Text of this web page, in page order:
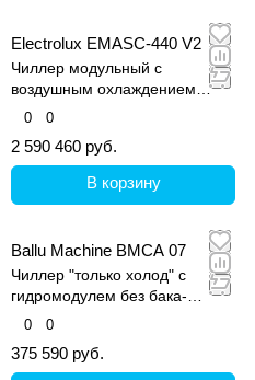
Electrolux EMASC-440 V2
Чиллер модульный с
воздушным охлаждением
конденсатора
0 0
2 590 460 руб.
В корзину
Ballu Machine BMCA 07
Чиллер "только холод" с
гидромодулем без бака-
аккумулятора
0 0
375 590 руб.